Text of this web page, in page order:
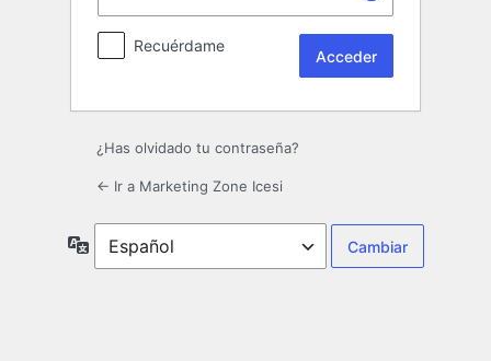
Recuérdame
¿Has olvidado tu contraseña?
← Ir a Marketing Zone Icesi
Idioma